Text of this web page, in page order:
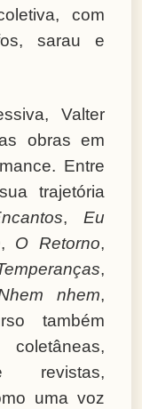
com
sarau e
Valter
obras em
Entre
trajetória
, Eu
, O Retorno,
,
nhem,
também
revistas,
uma voz